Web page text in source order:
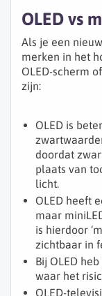
OLED vs
Als je een
merken in het
OLED-scherm
zijn:
OLED is
doordat
plaats van
licht.
OLED heeft
maar
is hierdoor
zichtbaar in
Bij OLED
waar het
OLED-